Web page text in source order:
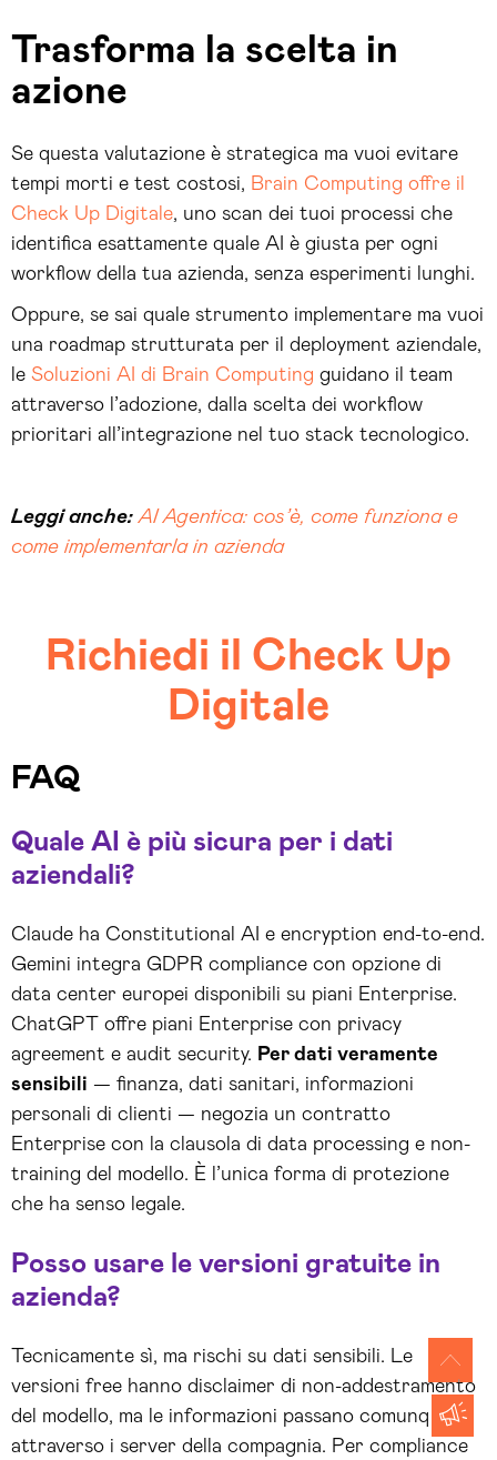
Trasforma la scelta in
azione
Se questa valutazione è strategica ma vuoi evitare
tempi morti e test costosi, Brain Computing offre il
Check Up Digitale, uno scan dei tuoi processi che
identifica esattamente quale AI è giusta per ogni
workflow della tua azienda, senza esperimenti lunghi.
Oppure, se sai quale strumento implementare ma vuoi
una roadmap strutturata per il deployment aziendale,
le Soluzioni AI di Brain Computing guidano il team
attraverso l’adozione, dalla scelta dei workflow
prioritari all’integrazione nel tuo stack tecnologico.
Leggi anche: AI Agentica: cos’è, come funziona e
come implementarla in azienda
Richiedi il Check Up
Digitale
FAQ
Quale AI è più sicura per i dati
aziendali?
Claude ha Constitutional AI e encryption end-to-end.
Gemini integra GDPR compliance con opzione di
data center europei disponibili su piani Enterprise.
ChatGPT offre piani Enterprise con privacy
agreement e audit security. Per dati veramente
sensibili — finanza, dati sanitari, informazioni
personali di clienti — negozia un contratto
Enterprise con la clausola di data processing e non-
training del modello. È l’unica forma di protezione
che ha senso legale.
Posso usare le versioni gratuite in
azienda?
Tecnicamente sì, ma rischi su dati sensibili. Le
versioni free hanno disclaimer di non-addestramento
del modello, ma le informazioni passano comunque
attraverso i server della compagnia. Per compliance